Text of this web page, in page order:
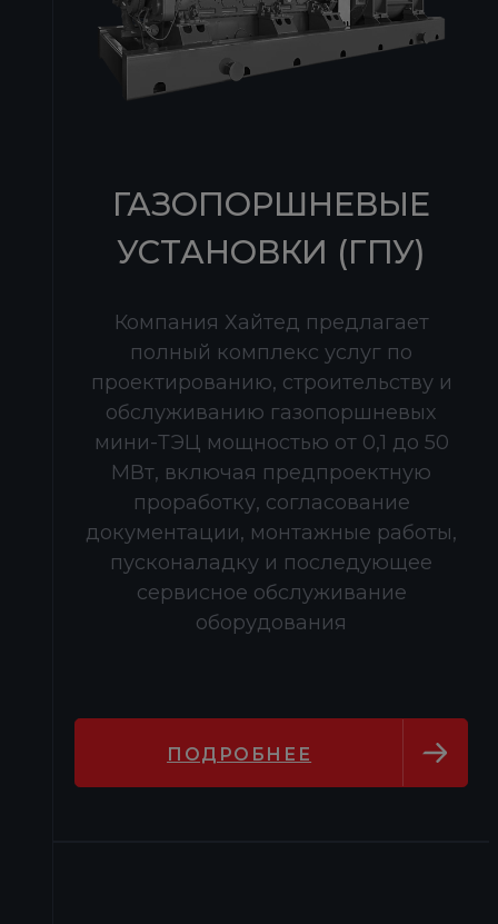
ГАЗОПОРШНЕВЫЕ
УСТАНОВКИ (ГПУ)
Компания Хайтед предлагает
полный комплекс услуг по
проектированию, строительству и
обслуживанию газопоршневых
мини-ТЭЦ мощностью от 0,1 до 50
МВт, включая предпроектную
проработку, согласование
документации, монтажные работы,
пусконаладку и последующее
сервисное обслуживание
оборудования
ПОДРОБНЕЕ